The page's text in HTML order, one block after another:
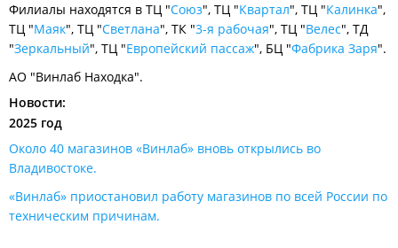
Филиалы находятся в ТЦ "Союз", ТЦ "Квартал", ТЦ "Калинка",
ТЦ "Маяк", ТЦ "Светлана", ТК "3-я рабочая", ТЦ "Велес", ТД
"Зеркальный", ТЦ "Европейский пассаж", БЦ "Фабрика Заря".
АО "Винлаб Находка".
Новости:
2025 год
Около 40 магазинов «Винлаб» вновь открылись во
Владивостоке.
«Винлаб» приостановил работу магазинов по всей России по
техническим причинам.